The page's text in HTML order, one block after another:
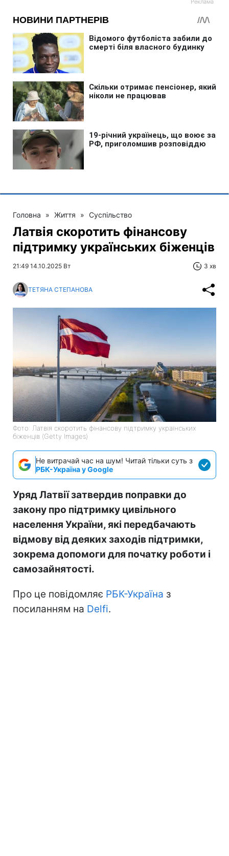
Головна » Життя » Суспільство
Латвія скоротить фінансову
підтримку українських біженців
21:49 14.10.2025 Вт 3 хв
ТЕТЯНА СТЕПАНОВА
Фото: Латвія скоротить фінансову підтримку українських
біженців (Getty Images)
Не витрачай час на шум! Читай тільки суть з
РБК-Україна у Google
Уряд Латвії затвердив поправки до
закону про підтримку цивільного
населення України, які передбачають
відмову від деяких заходів підтримки,
зокрема допомоги для початку роботи і
самозайнятості.
Про це повідомляє РБК-Україна з
посиланням на Delfi.